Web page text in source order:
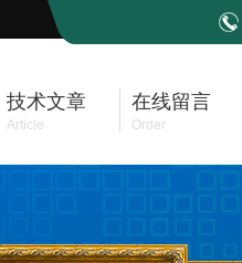
技术文章
Article
在线留言
Order